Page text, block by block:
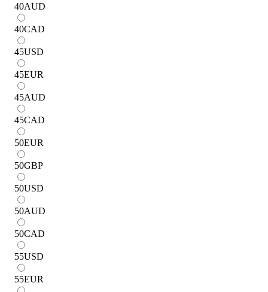
40AUD
40CAD
45USD
45EUR
45AUD
45CAD
50EUR
50GBP
50USD
50AUD
50CAD
55USD
55EUR